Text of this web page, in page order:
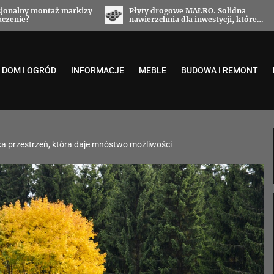
montaż markizy
Płyty drogowe MAŁRO. Solidna
nawierzchnia dla inwestycji, które
DOM I OGRÓD INFORMACJE MEBLE BUDOWA I REMONT
przestrzeń, która daje mnóstwo możliwości